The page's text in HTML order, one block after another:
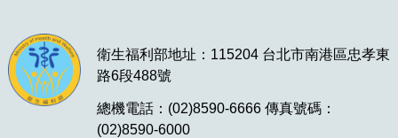
衛生福利部地址：115204 台北市南港區忠孝東
路6段488號
總機電話：(02)8590-6666 傳真號碼：
(02)8590-6000